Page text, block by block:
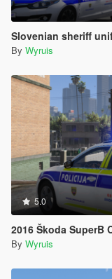
Slovenian sheriff
By Wyruis
5.0
2016 Škoda SuperB
By Wyruis